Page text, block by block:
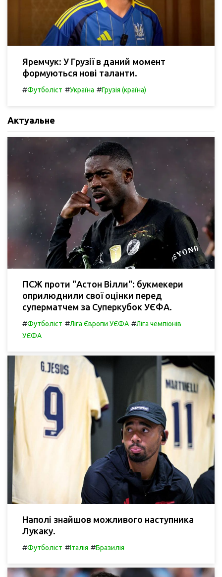
Яремчук: У Грузії в даний момент
формуються нові таланти.
#Футболіст #Україна #Грузія (країна)
Актуальне
ПСЖ проти "Астон Вілли": букмекери
оприлюднили свої оцінки перед
суперматчем за Суперкубок УЄФА.
#Футболіст #Ліга Європи УЄФА #Ліга чемпіонів
УЄФА
Наполі знайшов можливого наступника
Лукаку.
#Футболіст #Італія #Бразилія